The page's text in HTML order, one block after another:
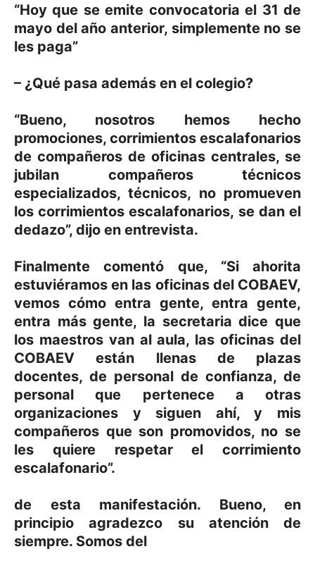
“Hoy que se emite convocatoria el 31 de
mayo del año anterior, simplemente no se
les paga”
– ¿Qué pasa además en el colegio?
“Bueno, nosotros hemos hecho
promociones, corrimientos escalafonarios
de compañeros de oficinas centrales, se
jubilan compañeros técnicos
especializados, técnicos, no promueven
los corrimientos escalafonarios, se dan el
dedazo”, dijo en entrevista.
Finalmente comentó que, “Si ahorita
estuviéramos en las oficinas del COBAEV,
vemos cómo entra gente, entra gente,
entra más gente, la secretaria dice que
los maestros van al aula, las oficinas del
COBAEV están llenas de plazas
docentes, de personal de confianza, de
personal que pertenece a otras
organizaciones y siguen ahí, y mis
compañeros que son promovidos, no se
les quiere respetar el corrimiento
escalafonario”.
de esta manifestación. Bueno, en
principio agradezco su atención de
siempre. Somos del